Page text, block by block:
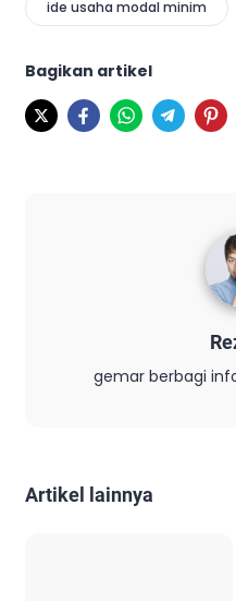
ide usaha modal minim
Bagikan artikel
gemar berbagi
Artikel lainnya